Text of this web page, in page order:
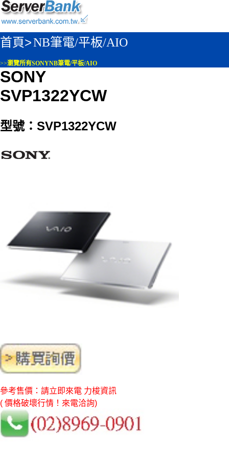
首頁>NB筆電/平板/AIO
>>瀏覽所有SONYNB筆電/平板/AIO
SONY
SVP1322YCW
型號：SVP1322YCW
參考售價：請立即來電 力梭資訊
( 價格破壞行情！來電洽詢)